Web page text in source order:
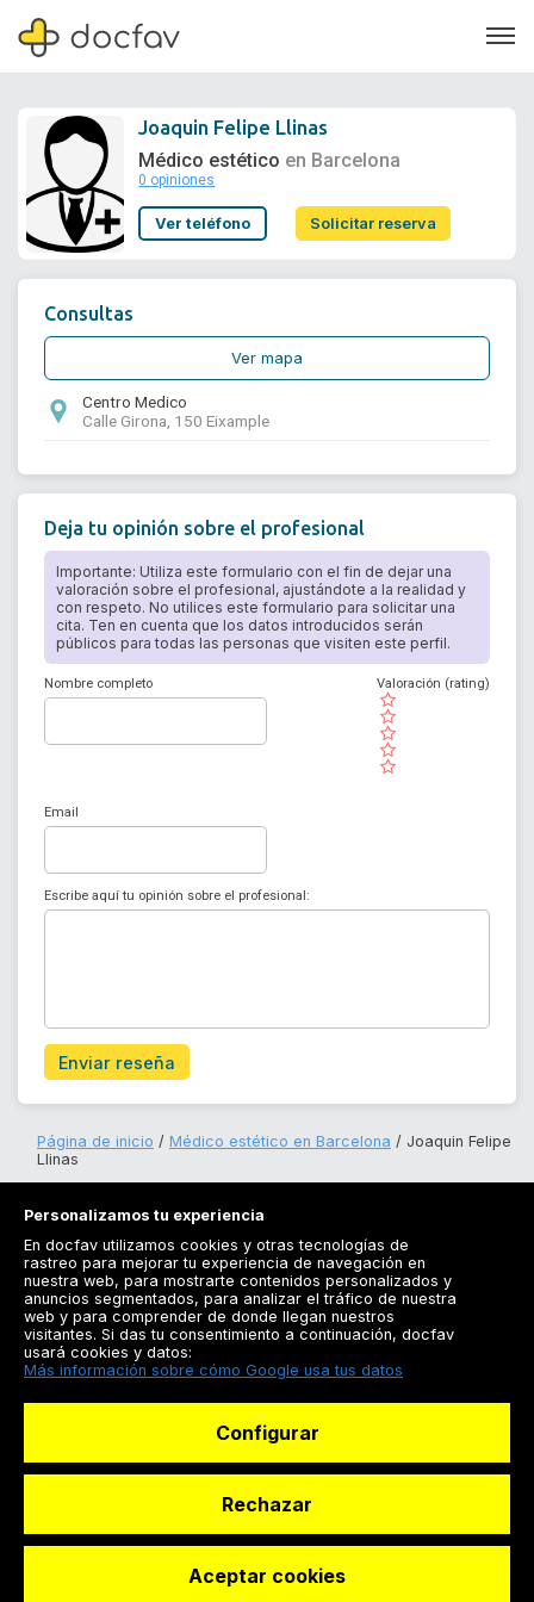
Soporte
Joaquin Felipe Llinas
Médico estético en Barcelona
0 opiniones
Ver teléfono Solicitar reserva
Consultas
Ver mapa
Centro Medico
Calle Girona, 150 Eixample
Deja tu opinión sobre el profesional
Importante: Utiliza este formulario con el fin de dejar una
valoración sobre el profesional, ajustándote a la realidad y
con respeto. No utilices este formulario para solicitar una
cita. Ten en cuenta que los datos introducidos serán
públicos para todas las personas que visiten este perfil.
Nombre completo
( )
( )
( )
( )
( )
Valoración (rating)
Email
Escribe aquí tu opinión sobre el profesional:
Enviar reseña
Página de inicio Médico estético en Barcelona
Joaquin Felipe
Llinas
Registrarse
Docfav
© Dashboard Technologies S.L
Personalizamos tu experiencia
En docfav utilizamos cookies y otras tecnologías de
rastreo para mejorar tu experiencia de navegación en
nuestra web, para mostrarte contenidos personalizados y
anuncios segmentados, para analizar el tráfico de nuestra
web y para comprender de donde llegan nuestros
visitantes. Si das tu consentimiento a continuación, docfav
usará cookies y datos:
Más información sobre cómo Google usa tus datos
Configurar
Rechazar
Aceptar cookies